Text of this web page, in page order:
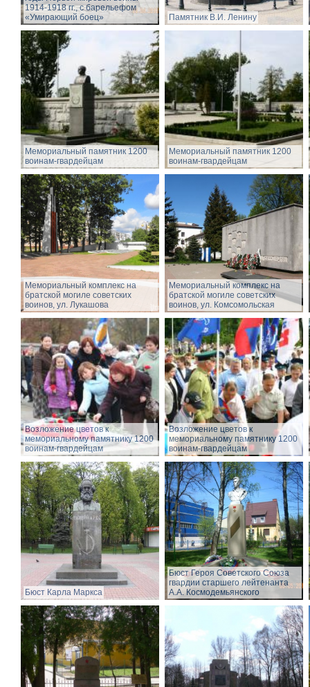
1914-1918 гг., с барельефом
«Умирающий боец»
Памятник В.И. Ленину
Мемориальный памятник 1200
воинам-гвардейцам
Мемориальный памятник 1200
воинам-гвардейцам
Мемориальный комплекс на
братской могиле советских
воинов, ул. Лукашова
Мемориальный комплекс на
братской могиле советских
воинов, ул. Комсомольская
Возложение цветов к
мемориальному памятнику 1200
воинам-гвардейцам
Возложение цветов к
мемориальному памятнику 1200
воинам-гвардейцам
Бюст Карла Маркса
Бюст Героя Советского Союза
гвардии старшего лейтенанта
А.А. Космодемьянского